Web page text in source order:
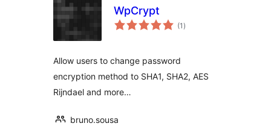
WpCrypt
(1 загальний
рейтинг
)
Allow users to change password
encryption method to SHA1, SHA2, AES
Rijndael and more…
bruno.sousa